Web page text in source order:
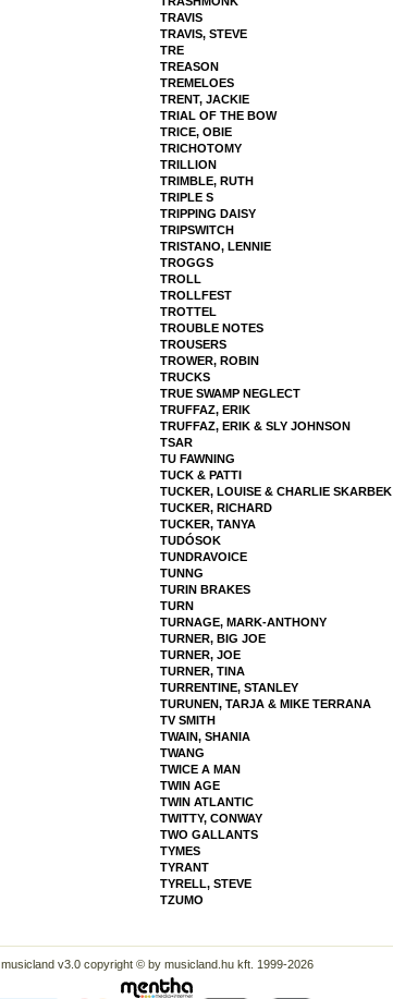
TRAVIS
TRAVIS, STEVE
TRE
TREASON
TREMELOES
TRENT, JACKIE
TRIAL OF THE BOW
TRICE, OBIE
TRICHOTOMY
TRILLION
TRIMBLE, RUTH
TRIPLE S
TRIPPING DAISY
TRIPSWITCH
TRISTANO, LENNIE
TROGGS
TROLL
TROLLFEST
TROTTEL
TROUBLE NOTES
TROUSERS
TROWER, ROBIN
TRUCKS
TRUE SWAMP NEGLECT
TRUFFAZ, ERIK
TRUFFAZ, ERIK & SLY JOHNSON
TSAR
TU FAWNING
TUCK & PATTI
TUCKER, LOUISE & CHARLIE SKARBEK
TUCKER, RICHARD
TUCKER, TANYA
TUDÓSOK
TUNDRAVOICE
TUNNG
TURIN BRAKES
TURN
TURNAGE, MARK-ANTHONY
TURNER, BIG JOE
TURNER, JOE
TURNER, TINA
TURRENTINE, STANLEY
TURUNEN, TARJA & MIKE TERRANA
TV SMITH
TWAIN, SHANIA
TWANG
TWICE A MAN
TWIN AGE
TWIN ATLANTIC
TWITTY, CONWAY
TWO GALLANTS
TYMES
TYRANT
TYRELL, STEVE
TZUMO
musicland v3.0 copyright © by musicland.hu kft. 1999-2026